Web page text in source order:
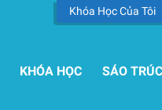
Khóa Học Của Tôi
KHÓA HỌC SÁO TRÚC